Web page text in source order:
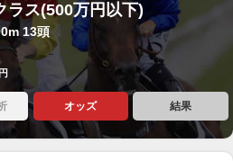
ラス(500万円以下)
13頭
オッズ 結果